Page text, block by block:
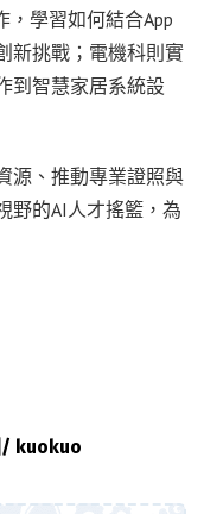
學習如何結合App
新挑戰；電機科則實
到智慧家居系統設
源、推動專業證照與
野的AI人才搖籃，為
/ kuokuo